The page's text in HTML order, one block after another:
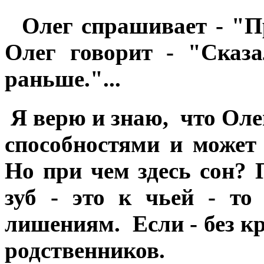
Олег спрашивает -
Олег говорит -
раньше."...
Я верю и знаю, что
способностями и
Но при чем здесь сон?
зуб - это к чьей - то
лишениям. Если - без
родственников.